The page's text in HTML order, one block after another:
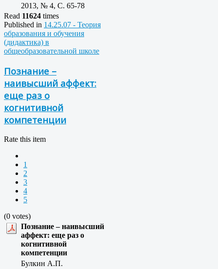
2013, № 4, C. 65-78
Read 11624 times
Published in 14.25.07 - Теория
образования и обучения
(дидактика) в
общеобразовательной школе
Познание –
наивысший аффект:
еще раз о
когнитивной
компетенции
Rate this item
1
2
3
4
5
(0 votes)
Познание – наивысший
аффект: еще раз о
когнитивной
компетенции
Булкин А.П.